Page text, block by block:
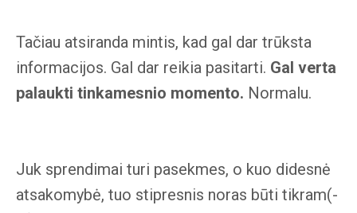
Tačiau atsiranda mintis, kad gal dar trūksta
informacijos. Gal dar reikia pasitarti. Gal verta
palaukti tinkamesnio momento. Normalu.
Juk sprendimai turi pasekmes, o kuo didesnė
atsakomybė, tuo stipresnis noras būti tikram(-